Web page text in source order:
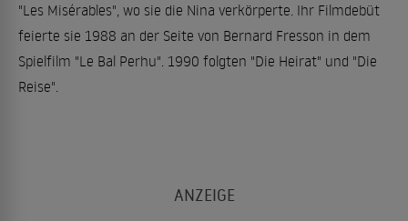
"Les Misérables", wo sie die Nina verkörperte. Ihr Filmdebüt
feierte sie 1988 an der Seite von Bernard Fresson in dem
Spielfilm "Le Bal Perhu". 1990 folgten "Die Heirat" und "Die
Reise".